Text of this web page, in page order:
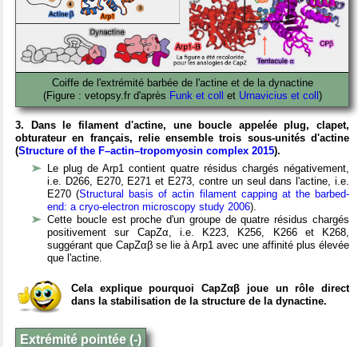
Coiffe de l'extrémité barbée de l'actine et de la dynactine
(Figure : vetopsy.fr d'après Funk et coll et Urnavicius et coll)
3. Dans le filament d'actine, une boucle appelée plug, clapet,
obturateur en français, relie ensemble trois sous-unités d'actine
(Structure of the F–actin–tropomyosin complex 2015).
Le plug de Arp1 contient quatre résidus chargés négativement,
i.e. D266, E270, E271 et E273, contre un seul dans l'actine, i.e.
E270 (Structural basis of actin filament capping at the barbed-
end: a cryo-electron microscopy study 2006).
Cette boucle est proche d'un groupe de quatre résidus chargés
positivement sur CapZα, i.e. K223, K256, K266 et K268,
suggérant que CapZαβ se lie à Arp1 avec une affinité plus élevée
que l'actine.
Cela explique pourquoi CapZαβ joue un rôle direct
dans la stabilisation de la structure de la dynactine.
Extrémité pointée (-)